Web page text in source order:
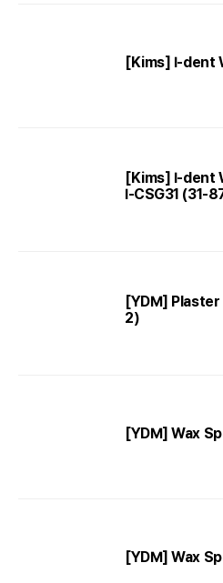
[Kims] I-dent
[Kims] I-dent
I-CSG31 (31-
[YDM] Plaster
2)
[YDM] Wax
[YDM] Wax